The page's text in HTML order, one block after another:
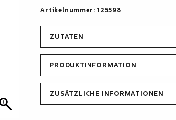
Artikelnummer:125598
ZUTATEN
PRODUKTINFORMATION
ZUSÄTZLICHE INFORMATIONEN